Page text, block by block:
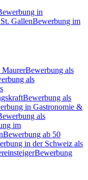
in
GallenBewerbung im
MaurerBewerbung als
als
Bewerbung als
in Gastronomie &
als
im
Bewerbung ab 50
in der Schweiz als
Bewerbung